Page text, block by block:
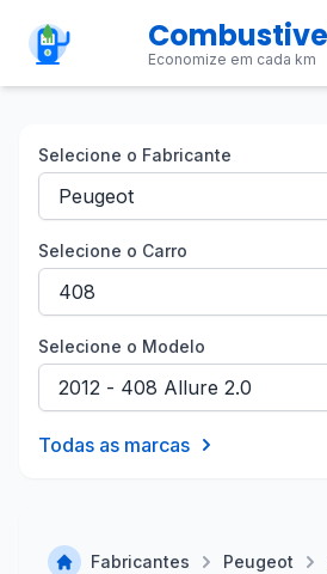
Economize em cada km
Selecione o Fabricante
Selecione o Carro
Selecione o Modelo
Todas as marcas
Fabricantes Peugeot